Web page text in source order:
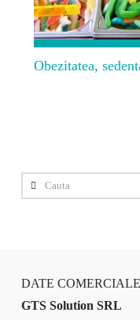
Obezitatea,
Cauta
DATE COMERCIALE
GTS Solution SRL